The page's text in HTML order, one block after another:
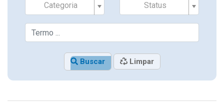
Categoria Status
Buscar Limpar